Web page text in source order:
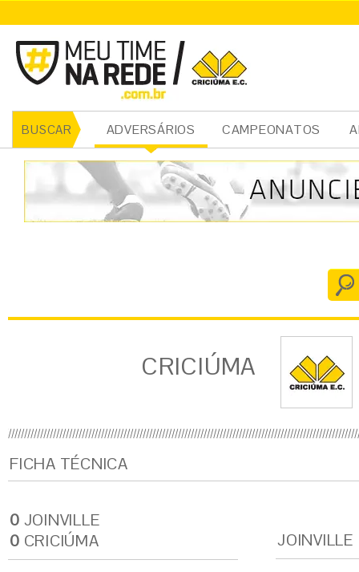
BUSCAR ADVERSÁRIOS CAMPEONATOS
CRICIÚMA
CRICIÚMA
FICHA TÉCNICA
0 JOINVILLE
0 CRICIÚMA JOINVILLE